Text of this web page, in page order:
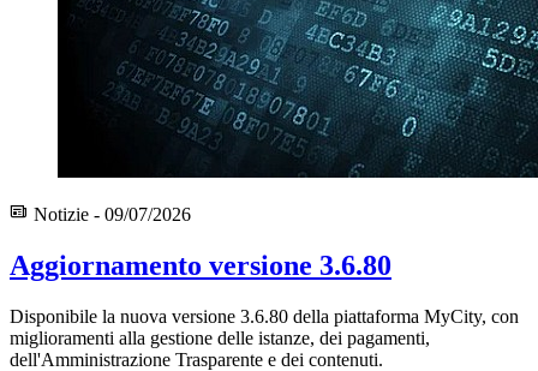
Notizie - 09/07/2026
Aggiornamento versione 3.6.80
Disponibile la nuova versione 3.6.80 della piattaforma MyCity, con
miglioramenti alla gestione delle istanze, dei pagamenti,
dell'Amministrazione Trasparente e dei contenuti.